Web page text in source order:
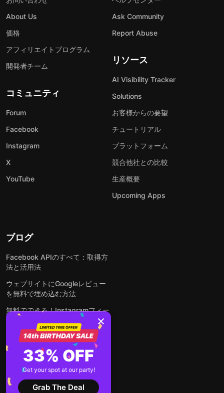
About Us
価格
アフィリエイトプログラム
開発者チーム
コミュニティ
Forum
Facebook
Instagram
X
YouTube
Ask Community
Report Abuse
リソース
AI Visibility Tracker
Solutions
お客様からの要望
チュートリアル
プラットフォーム
競合他社との比較
生産概要
Upcoming Apps
ブログ
Facebook APIのすべて：取得方
法と活用法
ウェブサイトにGoogleレビュー
を無料で埋め込む方法
無料でできる！Instagramフィー
ドをウェブサイトに埋め込む方法
どんなウェブサイトにも無料でフ
ォームを埋め込む方法
WordPressサイトにLinkedInフ
ィードを埋め込む方法は？
全ての投稿を見る
33% OFF
Get your spot at our party!
Grab The Deal